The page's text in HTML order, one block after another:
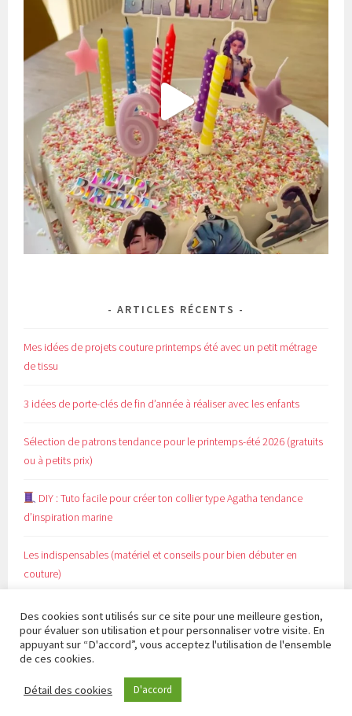
ARTICLES RÉCENTS
Mes idées de projets couture printemps été avec un petit métrage
de tissu
3 idées de porte-clés de fin d’année à réaliser avec les enfants
Sélection de patrons tendance pour le printemps-été 2026 (gratuits
ou à petits prix)
DIY : Tuto facile pour créer ton collier type Agatha tendance
d’inspiration marine
Les indispensables (matériel et conseils pour bien débuter en
couture)
FIÈREMENT PROPULSÉ PAR WORDPRESS
Des cookies sont utilisés sur ce site pour une meilleure gestion,
pour évaluer son utilisation et pour personnaliser votre visite. En
appuyant sur “D'accord”, vous acceptez l'utilisation de l'ensemble
de ces cookies.
Détail des cookies D'accord